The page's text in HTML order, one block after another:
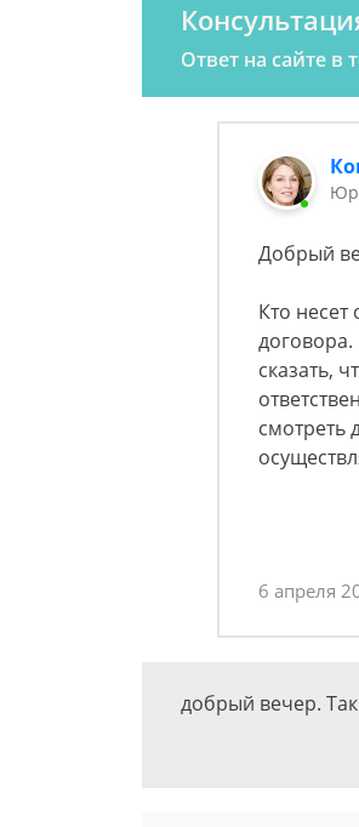
Ответ на сайте в
Добрый
Кто несет
сказать,
смотреть
6 апреля
добрый вечер. Так